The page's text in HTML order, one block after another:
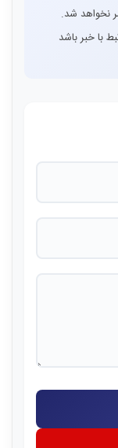
نخواهد شد.
با خبر باشد